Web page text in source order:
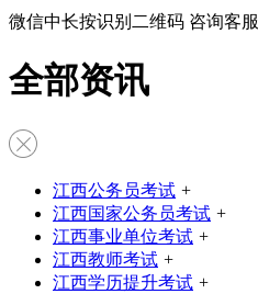
微信中长按识别二维码 咨询客服
全部资讯
江西公务员考试 +
江西国家公务员考试 +
江西事业单位考试 +
江西教师考试 +
江西学历提升考试 +